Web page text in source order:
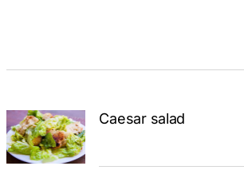
ADD TO
CART
/
DETTAGLI
Caesar salad